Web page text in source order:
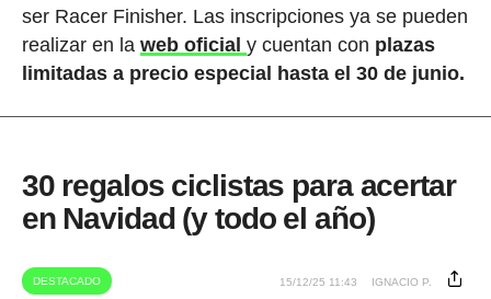
ser Racer Finisher. Las inscripciones ya se pueden
realizar en la web oficial y cuentan con plazas
limitadas a precio especial hasta el 30 de junio.
30 regalos ciclistas para acertar
en Navidad (y todo el año)
DESTACADO 15/12/25 11:43 IGNACIO P.